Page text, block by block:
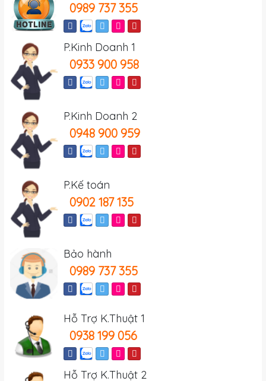
0989 737 355
P.Kinh Doanh 1
0933 900 958
P.Kinh Doanh 2
0948 900 959
P.Kế toán
0902 187 135
Bảo hành
0989 737 355
Hỗ Trợ K.Thuật 1
0938 199 056
Hỗ Trợ K.Thuật 2